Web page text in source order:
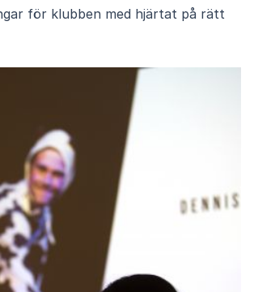
för klubben med hjärtat på rätt